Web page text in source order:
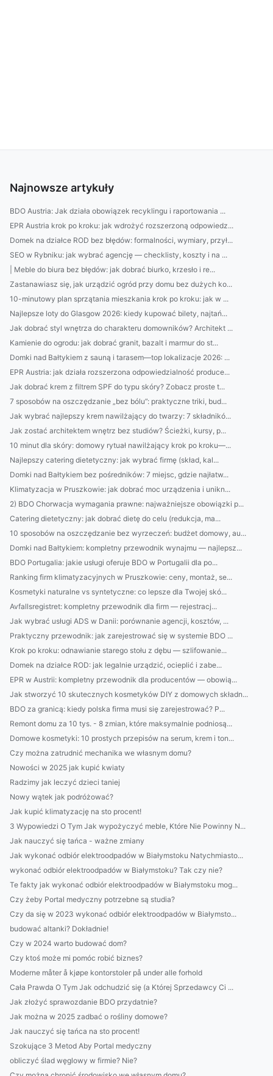
Najnowsze artykuły
BDO Austria: Jak działa obowiązek recyklingu i raportowania ...
EPR Austria krok po kroku: jak wdrożyć rozszerzoną odpowiedz...
Domek na działce ROD bez błędów: formalności, wymiary, przył...
SEO w Rybniku: jak wybrać agencję — checklisty, koszty i na ...
| Meble do biura bez błędów: jak dobrać biurko, krzesło i re...
Zastanawiasz się, jak urządzić ogród przy domu bez dużych ko...
10-minutowy plan sprzątania mieszkania krok po kroku: jak w ...
Najlepsze loty do Glasgow 2026: kiedy kupować bilety, najtań...
Jak dobrać styl wnętrza do charakteru domowników? Architekt ...
Kamienie do ogrodu: jak dobrać granit, bazalt i marmur do st...
Domki nad Bałtykiem z sauną i tarasem—top lokalizacje 2026: ...
EPR Austria: jak działa rozszerzona odpowiedzialność produce...
Jak dobrać krem z filtrem SPF do typu skóry? Zobacz proste t...
7 sposobów na oszczędzanie „bez bólu”: praktyczne triki, bud...
Jak wybrać najlepszy krem nawilżający do twarzy: 7 składnikó...
Jak zostać architektem wnętrz bez studiów? Ścieżki, kursy, p...
10 minut dla skóry: domowy rytuał nawilżający krok po kroku—...
Najlepszy catering dietetyczny: jak wybrać firmę (skład, kal...
Domki nad Bałtykiem bez pośredników: 7 miejsc, gdzie najłatw...
Klimatyzacja w Pruszkowie: jak dobrać moc urządzenia i unikn...
2) BDO Chorwacja wymagania prawne: najważniejsze obowiązki p...
Catering dietetyczny: jak dobrać dietę do celu (redukcja, ma...
10 sposobów na oszczędzanie bez wyrzeczeń: budżet domowy, au...
Domki nad Bałtykiem: kompletny przewodnik wynajmu — najlepsz...
BDO Portugalia: jakie usługi oferuje BDO w Portugalii dla po...
Ranking firm klimatyzacyjnych w Pruszkowie: ceny, montaż, se...
Kosmetyki naturalne vs syntetyczne: co lepsze dla Twojej skó...
Avfallsregistret: kompletny przewodnik dla firm — rejestracj...
Jak wybrać usługi ADS w Danii: porównanie agencji, kosztów, ...
Praktyczny przewodnik: jak zarejestrować się w systemie BDO ...
Krok po kroku: odnawianie starego stołu z dębu — szlifowanie...
Domek na działce ROD: jak legalnie urządzić, ocieplić i zabe...
EPR w Austrii: kompletny przewodnik dla producentów — obowią...
Jak stworzyć 10 skutecznych kosmetyków DIY z domowych składn...
BDO za granicą: kiedy polska firma musi się zarejestrować? P...
Remont domu za 10 tys. - 8 zmian, które maksymalnie podniosą...
Domowe kosmetyki: 10 prostych przepisów na serum, krem i ton...
Czy można zatrudnić mechanika we własnym domu?
Nowości w 2025 jak kupić kwiaty
Radzimy jak leczyć dzieci taniej
Nowy wątek jak podróżować?
Jak kupić klimatyzację na sto procent!
3 Wypowiedzi O Tym Jak wypożyczyć meble, Które Nie Powinny N...
Jak nauczyć się tańca - ważne zmiany
Jak wykonać odbiór elektroodpadów w Białymstoku Natychmiasto...
wykonać odbiór elektroodpadów w Białymstoku? Tak czy nie?
Te fakty jak wykonać odbiór elektroodpadów w Białymstoku mog...
Czy żeby Portal medyczny potrzebne są studia?
Czy da się w 2023 wykonać odbiór elektroodpadów w Białymsto...
budować altanki? Dokładnie!
Czy w 2024 warto budować dom?
Czy ktoś może mi pomóc robić biznes?
Moderne måter å kjøpe kontorstoler på under alle forhold
Cała Prawda O Tym Jak odchudzić się (a Której Sprzedawcy Ci ...
Jak złożyć sprawozdanie BDO przydatnie?
Jak można w 2025 zadbać o rośliny domowe?
Jak nauczyć się tańca na sto procent!
Szokujące 3 Metod Aby Portal medyczny
obliczyć ślad węglowy w firmie? Nie?